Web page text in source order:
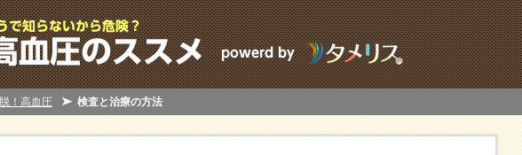
脱！高血圧 検査と治療の方法